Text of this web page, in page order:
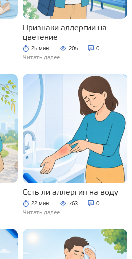
Признаки аллергии на
цветение
25 мин. 205 0
Читать далее
Есть ли аллергия на воду
22 мин. 763 0
Читать далее